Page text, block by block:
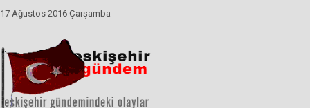
17 Ağustos 2016 Çarşamba